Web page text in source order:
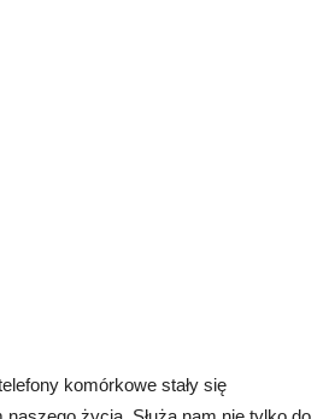
komórkowe stały się